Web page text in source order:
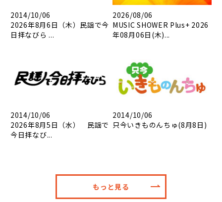
2014/10/06
2026年8月6日（木）民謡で今
日拝なびら ...
2026/08/06
MUSIC SHOWER Plus+ 2026
年08月06日(木)...
2014/10/06
2026年8月5日（水） 民謡で
今日拝なび...
2014/10/06
只今いきものんちゅ(8月8日)
もっと見る